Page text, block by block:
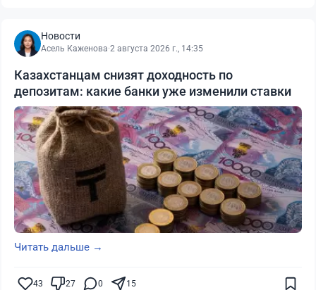
Новости
Асель Каженова·2 августа 2026 г., 14:35
Казахстанцам снизят доходность по
депозитам: какие банки уже изменили ставки
Читать дальше →
43 27 0 15